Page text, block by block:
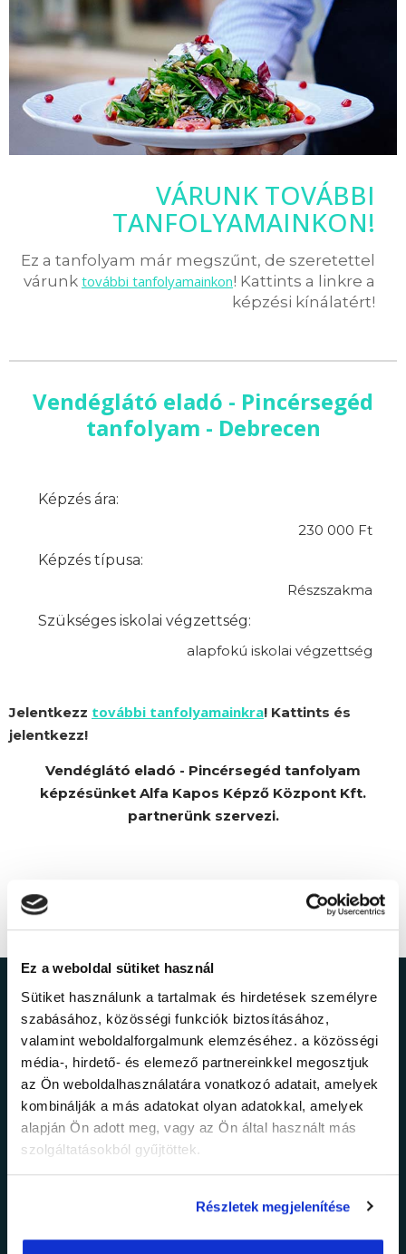
Ez a weboldal sütiket használ
Sütiket használunk a tartalmak és hirdetések személyre
szabásához, közösségi funkciók biztosításához,
valamint weboldalforgalmunk elemzéséhez. a közösségi
média-, hirdető- és elemező partnereinkkel megosztjuk
az Ön weboldalhasználatára vonatkozó adatait, amelyek
kombinálják a más adatokat olyan adatokkal, amelyek
alapján Ön adott meg, vagy az Ön által használt más
szolgáltatásokból gyűjtöttek.
Részletek megjelenítése
VÁRUNK TOVÁBBI
TANFOLYAMAINKON!
Ez a tanfolyam már megszűnt, de szeretettel
várunk további tanfolyamainkon! Kattints a linkre a
képzési kínálatért!
Vendéglátó eladó - Pincérsegéd
tanfolyam - Debrecen
Képzés ára:
230 000 Ft
Képzés típusa:
Részszakma
Szükséges iskolai végzettség:
alapfokú iskolai végzettség
Jelentkezz további tanfolyamainkra! Kattints és
jelentkezz!
Vendéglátó eladó - Pincérsegéd tanfolyam
képzésünket Alfa Kapos Képző Központ Kft.
partnerünk szervezi.
Ne maradj le a
legfrissebb
információkról!
Értesülj elsőként legújabb tanfolyamainkról,